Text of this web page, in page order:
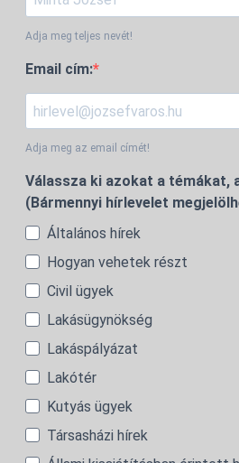
Adja meg teljes nevét!
Email cím:
Adja meg az email címét!
Válassza ki azokat a témákat,
(Bármennyi hírlevelet
Általános hírek
Hogyan vehetek részt
Civil ügyek
Lakásügynökség
Lakáspályázat
Lakótér
Kutyás ügyek
Társasházi hírek